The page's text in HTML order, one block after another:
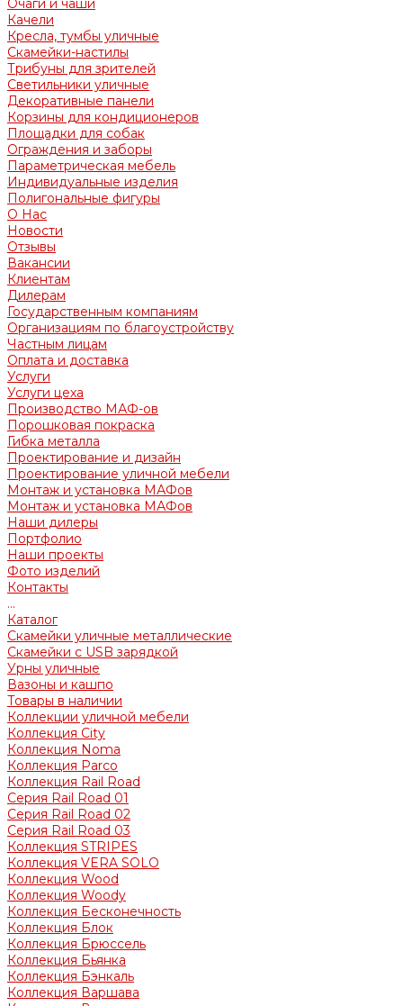
Очаги и чаши
Качели
Кресла, тумбы уличные
Скамейки-настилы
Трибуны для зрителей
Светильники уличные
Декоративные панели
Корзины для кондиционеров
Площадки для собак
Ограждения и заборы
Параметрическая мебель
Индивидуальные изделия
Полигональные фигуры
О Нас
Новости
Отзывы
Вакансии
Клиентам
Дилерам
Государственным компаниям
Организациям по благоустройству
Частным лицам
Оплата и доставка
Услуги
Услуги цеха
Производство МАФ-ов
Порошковая покраска
Гибка металла
Проектирование и дизайн
Проектирование уличной мебели
Монтаж и установка МАФов
Монтаж и установка МАФов
Наши дилеры
Портфолио
Наши проекты
Фото изделий
Контакты
...
Каталог
Скамейки уличные металлические
Скамейки с USB зарядкой
Урны уличные
Вазоны и кашпо
Товары в наличии
Коллекции уличной мебели
Коллекция City
Коллекция Noma
Коллекция Parco
Коллекция Rail Road
Серия Rail Road 01
Серия Rail Road 02
Серия Rail Road 03
Коллекция STRIPES
Коллекция VERA SOLO
Коллекция Wood
Коллекция Woody
Коллекция Бесконечность
Коллекция Блок
Коллекция Брюссель
Коллекция Бьянка
Коллекция Бэнкаль
Коллекция Варшава